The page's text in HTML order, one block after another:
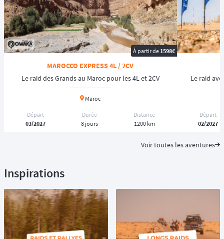
À partir de 1598€
MAROCCO EXPRESS 4L / 2CV
Le raid des Grands au Maroc pour les 4L et 2CV
Maroc
Départ
03/2027
Durée
8 jours
Distance
1200 km
Le raid
Départ
02/2027
Voir toutes les aventures
Inspirations